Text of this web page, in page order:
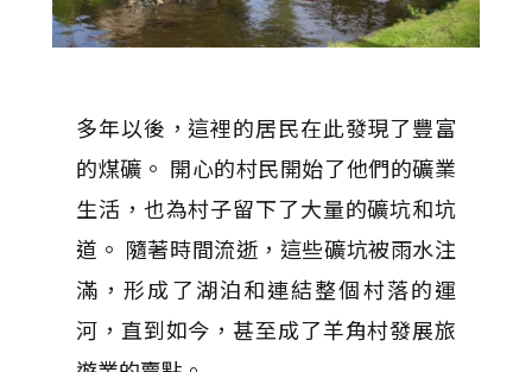
多年以後，這裡的居民在此發現了豐富
的煤礦。 開心的村民開始了他們的礦業
生活，也為村子留下了大量的礦坑和坑
道。 隨著時間流逝，這些礦坑被雨水注
滿，形成了湖泊和連結整個村落的運
河，直到如今，甚至成了羊角村發展旅